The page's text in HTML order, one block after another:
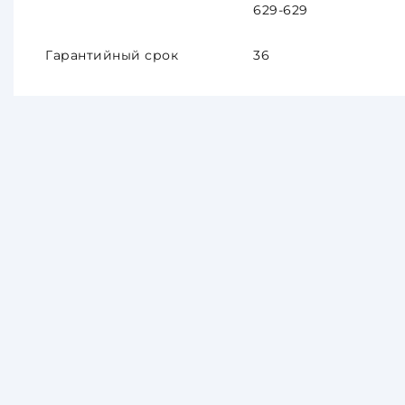
629-629
Гарантийный срок 36